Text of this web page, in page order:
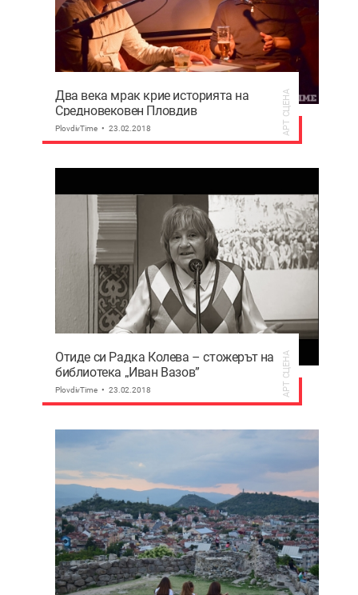
Два века мрак крие историята на
Средновековен Пловдив
PlovdivTime 23.02.2018 АРТ СЦЕНА
Отиде си Радка Колева – стожерът на
библиотека „Иван Вазов”
PlovdivTime 23.02.2018 АРТ СЦЕНА